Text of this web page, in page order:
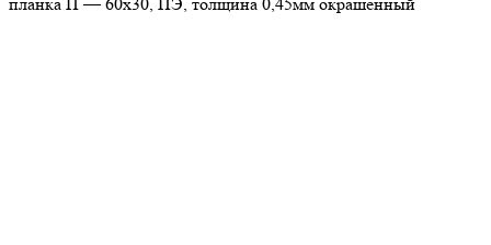
планка П — 60х30, ПЭ, толщина 0,45мм окрашенный